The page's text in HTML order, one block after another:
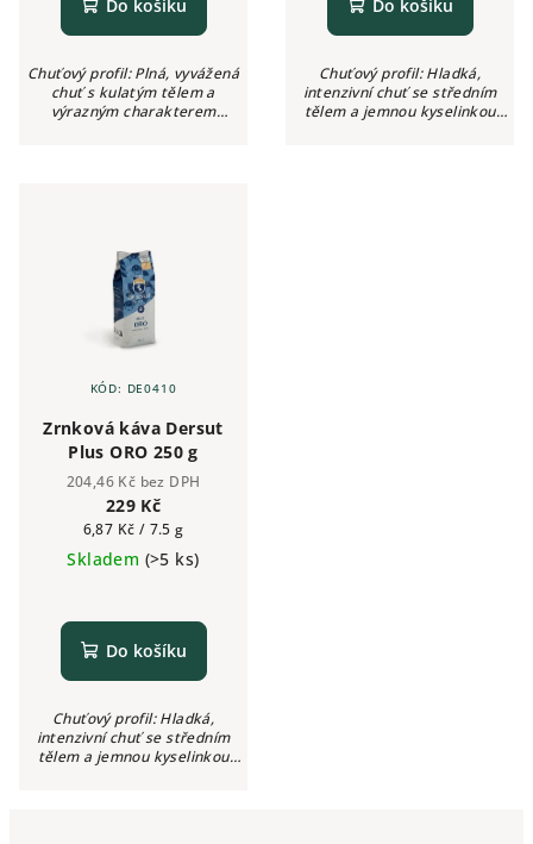
Do košíku
Chuťový profil: Plná, vyvážená
chuť s kulatým tělem a
výrazným charakterem
Do košíku
Chuťový profil: Hladká,
intenzivní chuť se středním
tělem a jemnou kyselinkou
Zrnková káva Dersut
Plus ORO 250 g
204,46 Kč bez DPH
229 Kč
Měrná
cena:
6,87 Kč / 7.5 g
Skladem (>5 ks)
Do košíku
Chuťový profil: Hladká,
intenzivní chuť se středním
tělem a jemnou kyselinkou
KÓD: DE0410